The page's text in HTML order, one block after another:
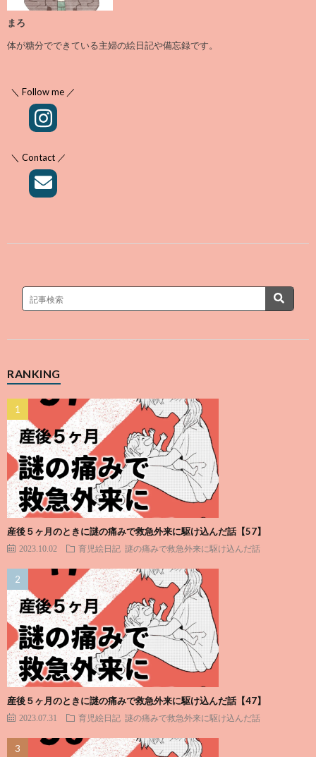
まろ
体が糖分でできている主婦の絵日記や備忘録です。
＼ Follow me ／
＼ Contact ／
RANKING
産後５ヶ月のときに謎の痛みで救急外来に駆け込んだ話【57】
2023.10.02 育児絵日記 謎の痛みで救急外来に駆け込んだ話
産後５ヶ月のときに謎の痛みで救急外来に駆け込んだ話【47】
2023.07.31 育児絵日記 謎の痛みで救急外来に駆け込んだ話